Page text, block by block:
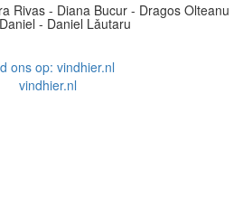
Rivas - Diana Bucur - Dragos Olteanu
- Daniel Lǎutaru
ons op: vindhier.nl